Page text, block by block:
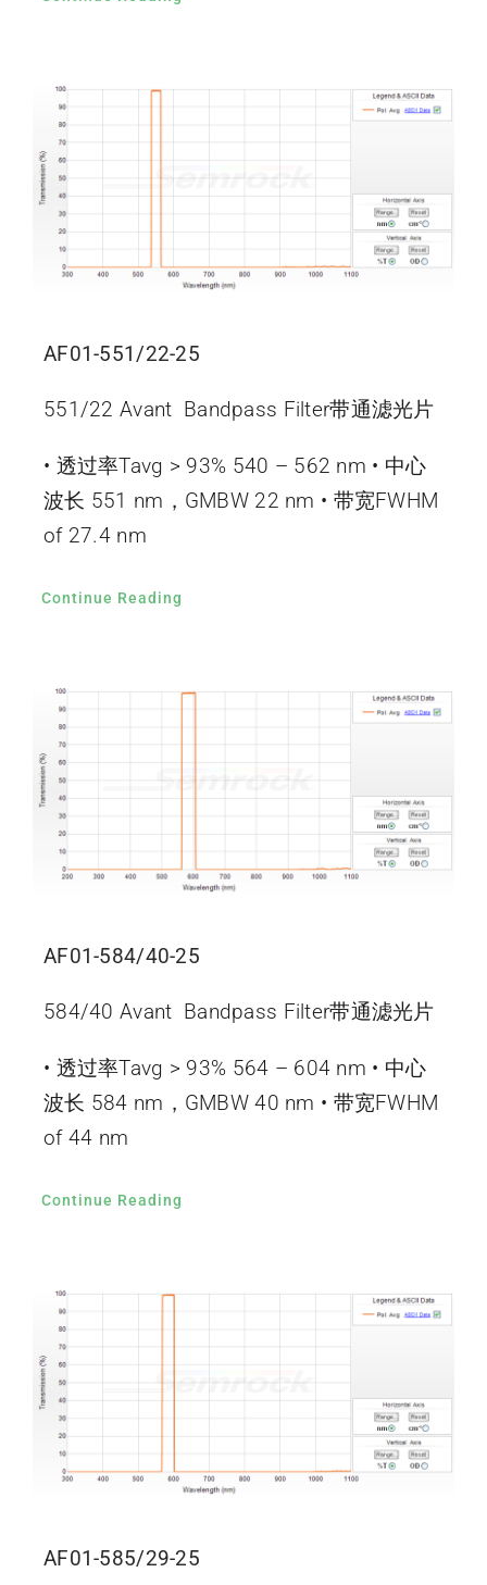
AF01-551/22-25
551/22 Avant Bandpass Filter带通滤光片
• 透过率Tavg > 93% 540 – 562 nm • 中心
波长 551 nm，GMBW 22 nm • 带宽FWHM
of 27.4 nm
Continue Reading
AF01-584/40-25
584/40 Avant Bandpass Filter带通滤光片
• 透过率Tavg > 93% 564 – 604 nm • 中心
波长 584 nm，GMBW 40 nm • 带宽FWHM
of 44 nm
Continue Reading
AF01-585/29-25